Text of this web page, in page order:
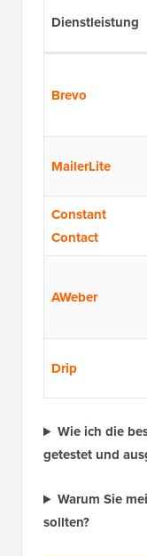
Dienstleistung
Brevo
MailerLite
Constant
Contact
AWeber
Drip
Wie ich die
getestet und
Warum Sie
sollten?